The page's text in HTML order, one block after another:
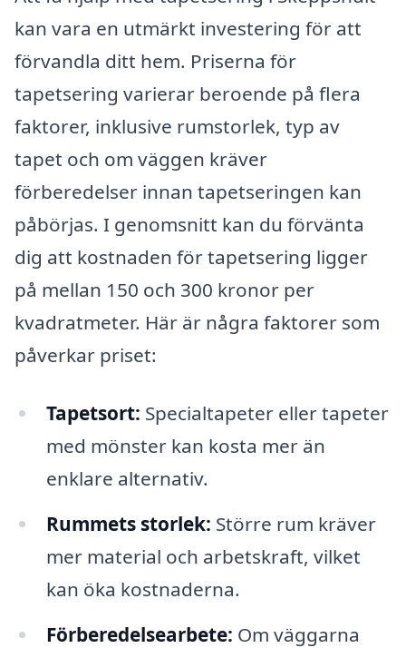
kan vara en utmärkt investering för att
förvandla ditt hem. Priserna för
tapetsering varierar beroende på flera
faktorer, inklusive rumstorlek, typ av
tapet och om väggen kräver
förberedelser innan tapetseringen kan
påbörjas. I genomsnitt kan du förvänta
dig att kostnaden för tapetsering ligger
på mellan 150 och 300 kronor per
kvadratmeter. Här är några faktorer som
påverkar priset:
Tapetsort: Specialtapeter eller tapeter
med mönster kan kosta mer än
enklare alternativ.
Rummets storlek: Större rum kräver
mer material och arbetskraft, vilket
kan öka kostnaderna.
Förberedelsearbete: Om väggarna